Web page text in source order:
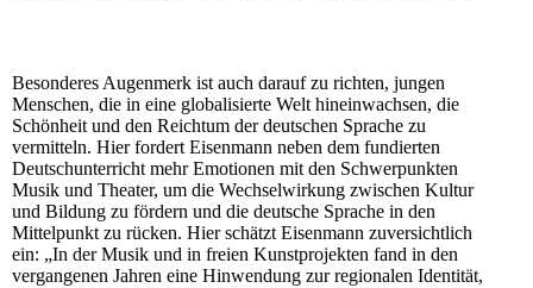
Besonderes Augenmerk ist auch darauf zu richten, jungen
Menschen, die in eine globalisierte Welt hineinwachsen, die
Schönheit und den Reichtum der deutschen Sprache zu
vermitteln. Hier fordert Eisenmann neben dem fundierten
Deutschunterricht mehr Emotionen mit den Schwerpunkten
Musik und Theater, um die Wechselwirkung zwischen Kultur
und Bildung zu fördern und die deutsche Sprache in den
Mittelpunkt zu rücken. Hier schätzt Eisenmann zuversichtlich
ein: „In der Musik und in freien Kunstprojekten fand in den
vergangenen Jahren eine Hinwendung zur regionalen Identität,